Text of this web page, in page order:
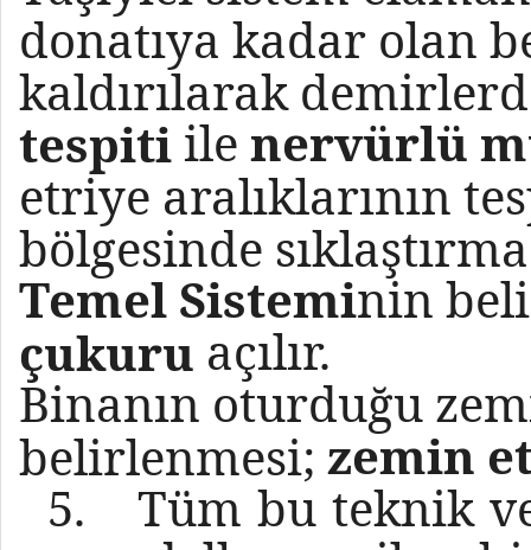
donatıya kadar olan
kaldırılarak
tespiti ile nervürlü
etriye aralıklarının
bölgesinde
Temel Sisteminin
çukuru açılır.
Binanın oturduğu
belirlenmesi; zemin
5.
Tüm bu teknik